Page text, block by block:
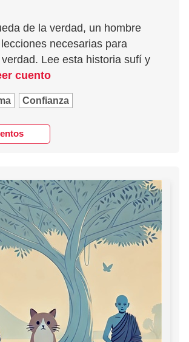
de la verdad, un hombre
necesarias para
Lee esta historia sufí y
cuento
Confianza